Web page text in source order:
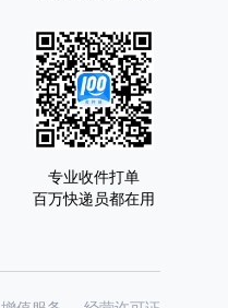
专业收件打单
百万快递员都在用